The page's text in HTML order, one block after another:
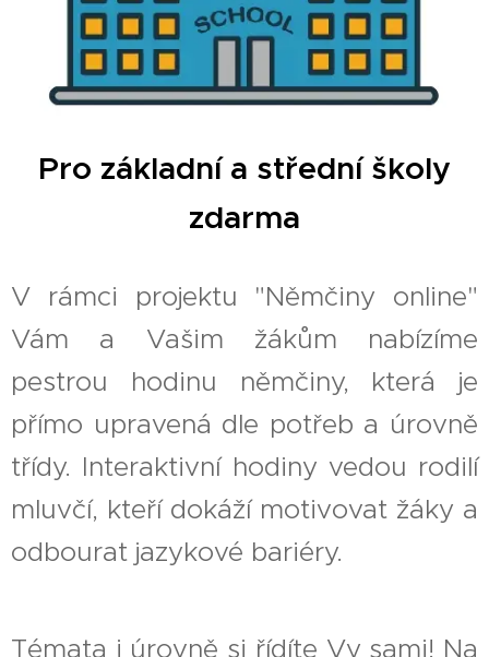
Pro základnía střední školy
zdarma
V rámci projektu "Němčiny online"
Vám a Vašim žákům nabízíme
pestrou hodinu němčiny, která je
přímo upravená dle potřeb a úrovně
třídy. Interaktivní hodiny vedou rodilí
mluvčí, kteří dokáží motivovat žáky a
odbourat jazykové bariéry.
Témata i úrovně si řídíte Vy sami! Na